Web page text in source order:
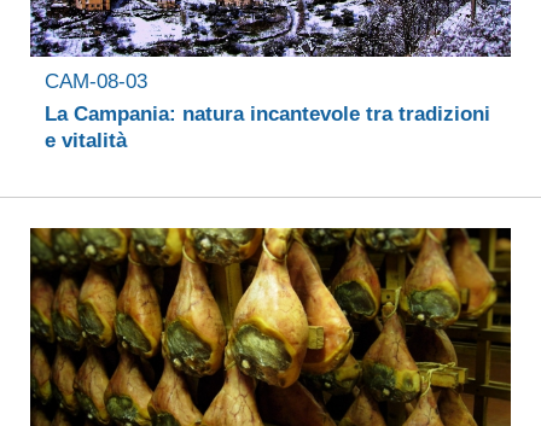
CAM-08-03
La Campania: natura incantevole tra tradizioni
e vitalità